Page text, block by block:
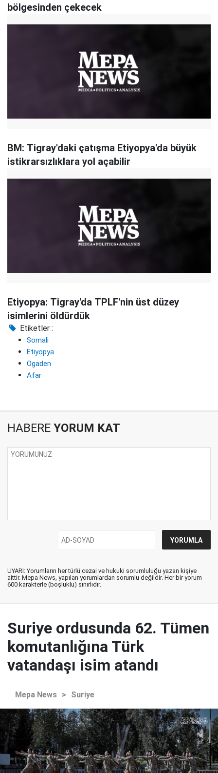
bölgesinden çekecek
BM: Tigray'daki çatışma Etiyopya'da büyük
istikrarsızlıklara yol açabilir
Etiyopya: Tigray'da TPLF'nin üst düzey
isimlerini öldürdük
Etiketler :
Somali
Etiyopya
Ogaden
Afar
HABERE YORUM KAT
UYARI: Yorumların her türlü cezai ve hukuki sorumluluğu yazan kişiye
aittir. Mepa News, yapılan yorumlardan sorumlu değildir. Her bir yorum
600 karakterle (boşluklu) sınırlıdır.
Suriye ordusunda 62. Tümen
komutanlığına Türk
vatandaşı isim atandı
Mepa News > Suriye